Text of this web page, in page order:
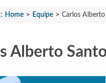
Home > Equipe > Carlos
Alberto